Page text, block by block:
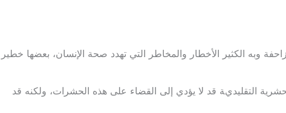
وبه الكثير الأخطار والمخاطر التي تهدد صحة الإنسان، بعضها خطير
التقليدية قد لا يؤدي إلى القضاء على هذه الحشرات، ولكنه قد